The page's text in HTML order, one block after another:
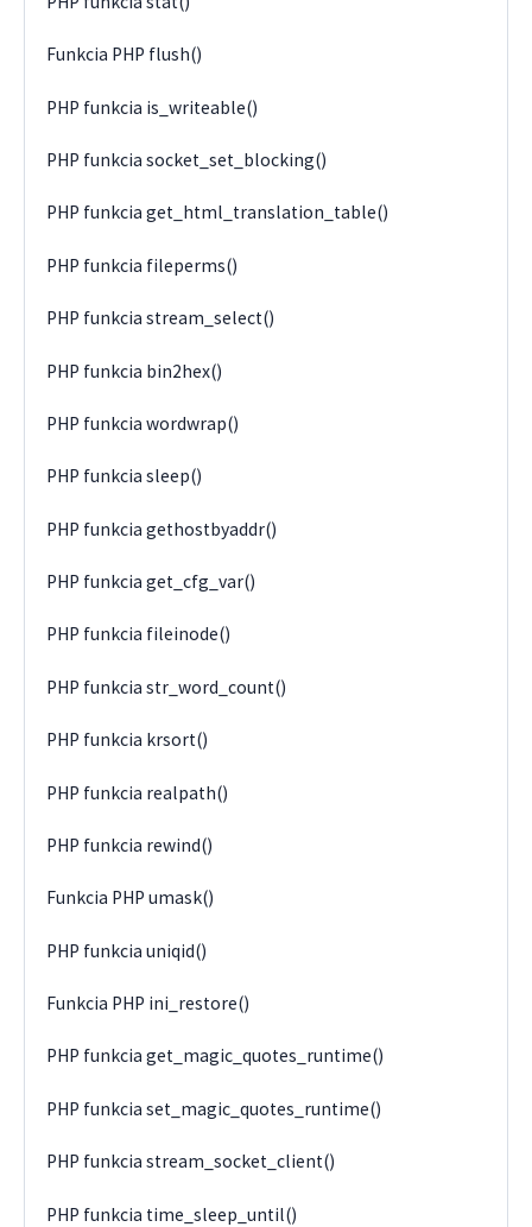
Funkcia PHP flush()
PHP funkcia is_writeable()
PHP funkcia socket_set_blocking()
PHP funkcia get_html_translation_table()
PHP funkcia fileperms()
PHP funkcia stream_select()
PHP funkcia bin2hex()
PHP funkcia wordwrap()
PHP funkcia sleep()
PHP funkcia gethostbyaddr()
PHP funkcia get_cfg_var()
PHP funkcia fileinode()
PHP funkcia str_word_count()
PHP funkcia krsort()
PHP funkcia realpath()
PHP funkcia rewind()
Funkcia PHP umask()
PHP funkcia uniqid()
Funkcia PHP ini_restore()
PHP funkcia get_magic_quotes_runtime()
PHP funkcia set_magic_quotes_runtime()
PHP funkcia stream_socket_client()
PHP funkcia time_sleep_until()